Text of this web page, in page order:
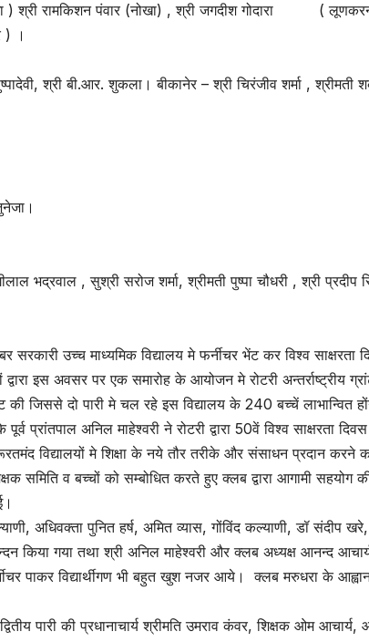
) श्री रामकिशन पंवार (नोखा) , श्री जगदीश गोदारा (
) ।
श्री बी.आर. शुकला। बीकानेर – श्री चिरंजीव शर्मा , श्रीमती
भद्रवाल , सुश्री सरोज शर्मा, श्रीमती पुष्पा चौधरी , श्री प्रदीप
उच्च माध्यमिक विद्यालय मे फर्नीचर भेंट कर विश्व साक्षरता
इस अवसर पर एक समारोह के आयोजन मे रोटरी अन्तर्राष्ट्रीय
जिससे दो पारी मे चल रहे इस विद्यालय के 240 बच्चें लाभान्वित
प्रांतपाल अनिल माहेश्वरी ने रोटरी द्वारा 50वें विश्व साक्षरता
विद्यालयों मे शिक्षा के नये तौर तरीके और संसाधन प्रदान करने
समिति व बच्चों को सम्बोधित करते हुए क्लब द्वारा आगामी सहयोग
अधिवक्ता पुनित हर्ष, अमित व्यास, गोंविंद कल्याणी, डॉ संदीप
किया गया तथा श्री अनिल माहेश्वरी और क्लब अध्यक्ष आनन्द
पाकर विद्यार्थीगण भी बहुत खुश नजर आये। क्लब मरुधरा के
पारी की प्रधानाचार्य श्रीमति उमराव कंवर, शिक्षक ओम